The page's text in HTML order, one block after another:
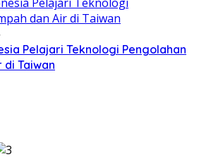
Pelajari Teknologi Pengolahan
di Taiwan